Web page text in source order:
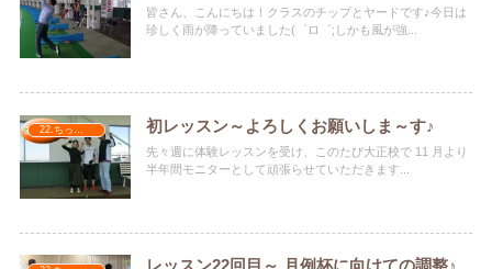
皆さん、こんにちは！クラスのチップとヤードです♪今日は
珍しく雨が降っていました(゜ロ゜;しかも風が強...
22.ちっぷ＆やーど 初レッスン～よろしくお願いしま～す♪
先々週に体験レッスンを受け、このたび大正校で 11 月より
半年間モニターとして頑張らせていただきます...